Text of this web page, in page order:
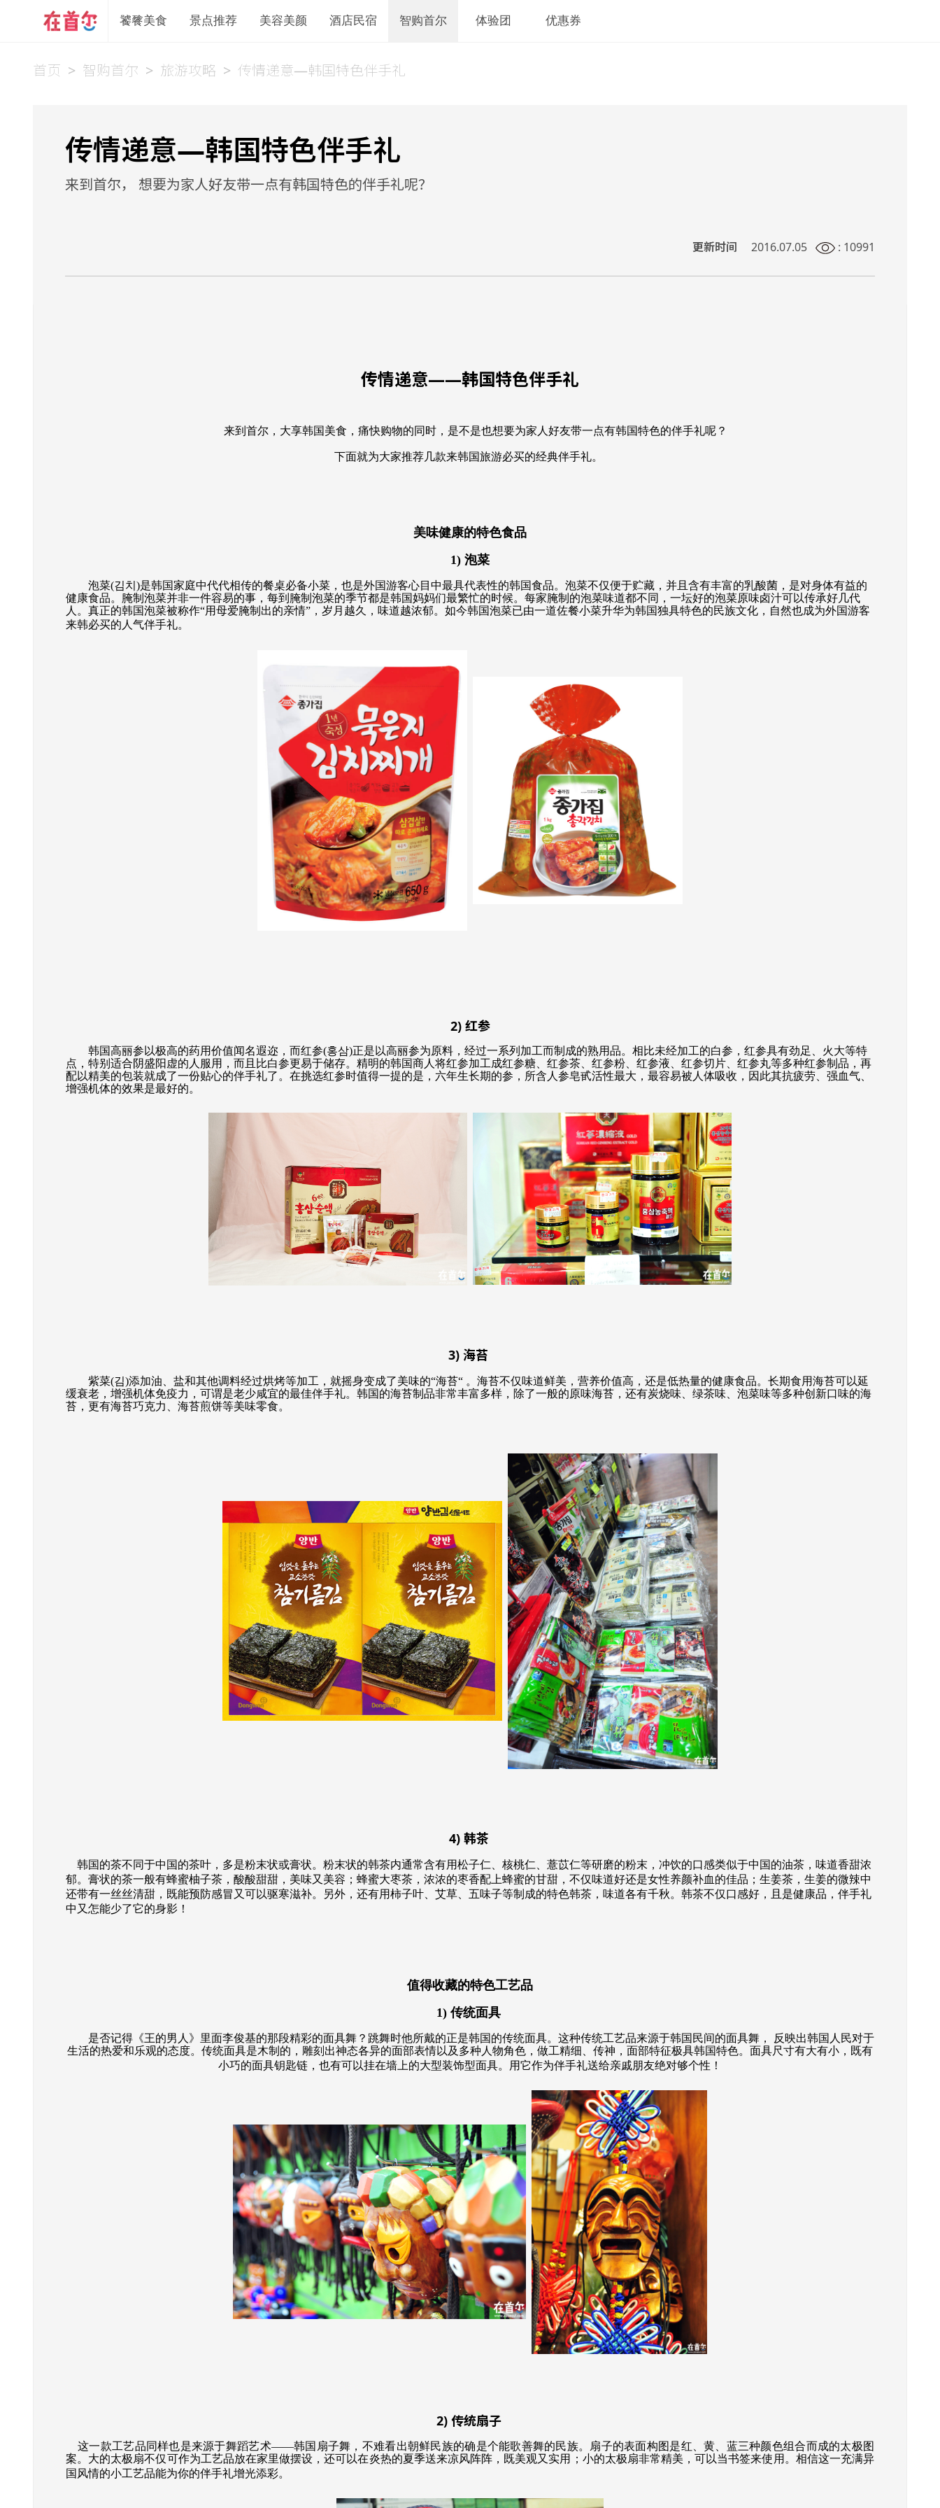
饕餮美食 景点推荐 美容美颜 酒店民宿 智购首尔 体验团 优惠券
首页 > 智购首尔 > 旅游攻略 > 传情递意—韩国特色伴手礼
传情递意—韩国特色伴手礼
来到首尔， 想要为家人好友带一点有韩国特色的伴手礼呢？
更新时间 2016.07.05 : 10991
传情递意——韩国特色伴手礼
来到首尔，大享韩国美食，痛快购物的同时，是不是也想要为家人好友带一点有韩国特色的伴手礼呢？
下面就为大家推荐几款来韩国旅游必买的经典伴手礼。
美味健康的特色食品
1) 泡菜
泡菜(김치)是韩国家庭中代代相传的餐桌必备小菜，也是外国游客心目中最具代表性的韩国食品。泡菜不仅便于贮藏，并且含有丰富的乳酸菌，是对身体有益的
健康食品。腌制泡菜并非一件容易的事，每到腌制泡菜的季节都是韩国妈妈们最繁忙的时候。每家腌制的泡菜味道都不同，一坛好的泡菜原味卤汁可以传承好几代
人。真正的韩国泡菜被称作“用母爱腌制出的亲情”，岁月越久，味道越浓郁。如今韩国泡菜已由一道佐餐小菜升华为韩国独具特色的民族文化，自然也成为外国游客
来韩必买的人气伴手礼。
2) 红参
韩国高丽参以极高的药用价值闻名遐迩，而红参(홍삼)正是以高丽参为原料，经过一系列加工而制成的熟用品。相比未经加工的白参，红参具有劲足、火大等特
点，特别适合阴盛阳虚的人服用，而且比白参更易于储存。精明的韩国商人将红参加工成红参糖、红参茶、红参粉、红参液、红参切片、红参丸等多种红参制品，再
配以精美的包装就成了一份贴心的伴手礼了。在挑选红参时值得一提的是，六年生长期的参，所含人参皂甙活性最大，最容易被人体吸收，因此其抗疲劳、强血气、
增强机体的效果是最好的。
3) 海苔
紫菜(김)添加油、盐和其他调料经过烘烤等加工，就摇身变成了美味的“海苔“ 。海苔不仅味道鲜美，营养价值高，还是低热量的健康食品。长期食用海苔可以延
缓衰老，增强机体免疫力，可谓是老少咸宜的最佳伴手礼。韩国的海苔制品非常丰富多样，除了一般的原味海苔，还有炭烧味、绿茶味、泡菜味等多种创新口味的海
苔，更有海苔巧克力、海苔煎饼等美味零食。
4) 韩茶
韩国的茶不同于中国的茶叶，多是粉末状或膏状。粉末状的韩茶内通常含有用松子仁、核桃仁、薏苡仁等研磨的粉末，冲饮的口感类似于中国的油茶，味道香甜浓
郁。膏状的茶一般有蜂蜜柚子茶，酸酸甜甜，美味又美容；蜂蜜大枣茶，浓浓的枣香配上蜂蜜的甘甜，不仅味道好还是女性养颜补血的佳品；生姜茶，生姜的微辣中
还带有一丝丝清甜，既能预防感冒又可以驱寒滋补。另外，还有用柿子叶、艾草、五味子等制成的特色韩茶，味道各有千秋。韩茶不仅口感好，且是健康品，伴手礼
中又怎能少了它的身影！
值得收藏的特色工艺品
1) 传统面具
是否记得《王的男人》里面李俊基的那段精彩的面具舞？跳舞时他所戴的正是韩国的传统面具。这种传统工艺品来源于韩国民间的面具舞， 反映出韩国人民对于
生活的热爱和乐观的态度。传统面具是木制的，雕刻出神态各异的面部表情以及多种人物角色，做工精细、传神，面部特征极具韩国特色。面具尺寸有大有小，既有
小巧的面具钥匙链，也有可以挂在墙上的大型装饰型面具。用它作为伴手礼送给亲戚朋友绝对够个性！
2) 传统扇子
这一款工艺品同样也是来源于舞蹈艺术——韩国扇子舞，不难看出朝鲜民族的确是个能歌善舞的民族。扇子的表面构图是红、黄、蓝三种颜色组合而成的太极图
案。大的太极扇不仅可作为工艺品放在家里做摆设，还可以在炎热的夏季送来凉风阵阵，既美观又实用；小的太极扇非常精美，可以当书签来使用。相信这一充满异
国风情的小工艺品能为你的伴手礼增光添彩。